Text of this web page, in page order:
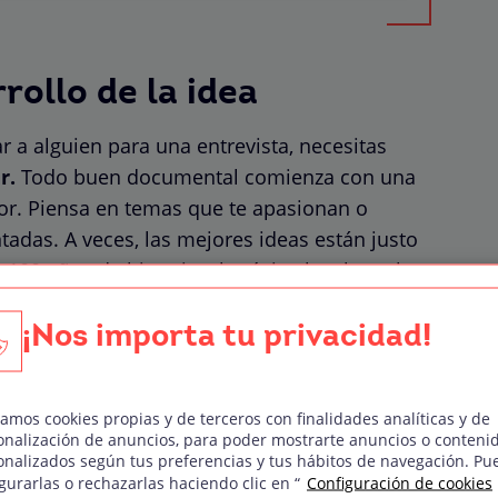
de la idea
a alguien para una entrevista, necesitas
Todo buen documental comienza con una
Piensa en temas que te apasionan o
A veces, las mejores ideas están justo
años de historia, el músico local que lo
que afecta a tu comunidad.
Busca en internet, habla con personas
investigación te ayudará a encontrar
No te saltes este paso; Cuanto más
clara.No te asustes, no hablamos de
¡Nos importa tu privacidad!
cookies propias y de terceros con finalidades analíticas y de
de anuncios, para poder mostrarte anuncios o
según tus preferencias y tus hábitos de navegación.
o rechazarlas haciendo clic en “ Configuración de cookies